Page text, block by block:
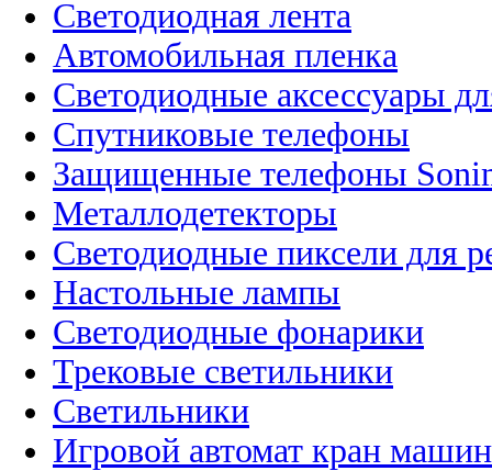
Светодиодная лента
Автомобильная пленка
Светодиодные аксессуары
Спутниковые телефоны
Защищенные телефоны
Металлодетекторы
Светодиодные пиксели для
Настольные лампы
Светодиодные фонарики
Трековые светильники
Светильники
Игровой автомат кран